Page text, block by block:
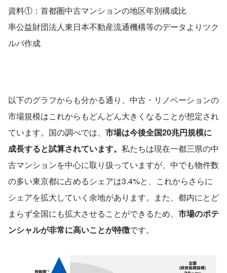
資料①：首都圏中古マンションの地区年別構成比
率公益財団法人東日本不動産流通機構等のデータよりツク
ルバ作成
以下のグラフからも分かる通り、中古・リノベーションの
市場規模はこれからもどんどん大きくなることが想定され
ています。国の調べでは、 市場は今後全国20兆円規模に
成長すると試算されています。 私たちは現在一都三県の中
古マンションを中心に取り扱っていますが、中でも物件数
の多い東京都に占めるシェアは3.4%と、これからさらに
シェアを拡大していく余地があります。また、都内にとど
まらず全国にも拡大させることができるため、 市場のポテ
ンシャルが非常に高いことが特徴です。